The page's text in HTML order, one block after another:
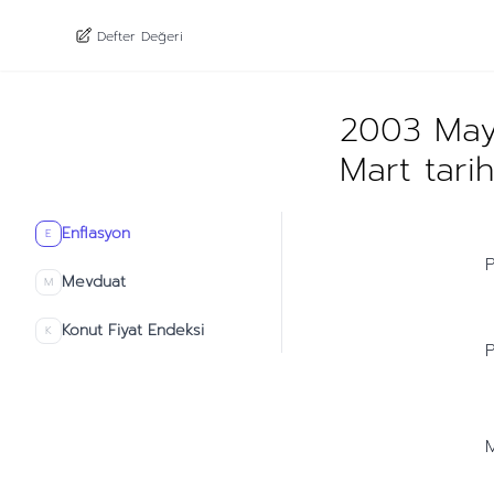
E Enflasyon
M Mevduat
K Konut Fiyat Endeksi
Defter Değeri
2003
Mart